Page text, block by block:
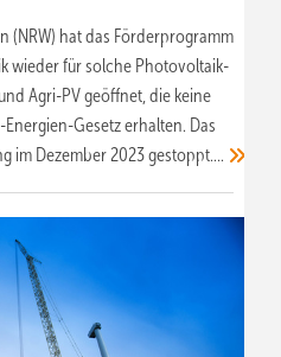
(NRW) hat das Förderprogramm
wieder für solche Photovoltaik-
Agri-PV geöffnet, die keine
Gesetz erhalten. Das
im Dezember 2023gestoppt....